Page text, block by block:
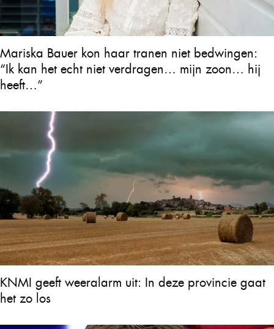
Mariska Bauer kon haar tranen niet bedwingen:
“Ik kan het echt niet verdragen… mijn zoon… hij
heeft…”
KNMI geeft weeralarm uit: In deze provincie gaat
het zo los